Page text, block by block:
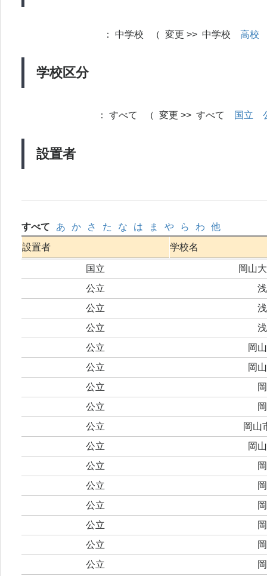
学校区分
： 中学校 （ 変更 >> 中学校 高校
設置者
： すべて （ 変更 >> すべて 国立
すべて あ か さ た な は ま や ら わ
他
設置者
学校名
国立
岡山
公立
公立
公立
公立
岡
公立
岡
公立
公立
公立
岡山
公立
岡
公立
公立
公立
公立
公立
公立